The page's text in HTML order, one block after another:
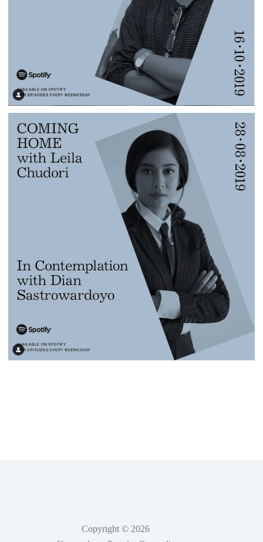
Copyright © 2026